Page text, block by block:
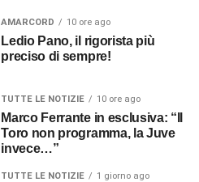
AMARCORD 10 ore ago
Ledio Pano, il rigorista più
preciso di sempre!
TUTTE LE NOTIZIE 10 ore ago
Marco Ferrante in esclusiva: “Il
Toro non programma, la Juve
invece…”
TUTTE LE NOTIZIE 1 giorno ago